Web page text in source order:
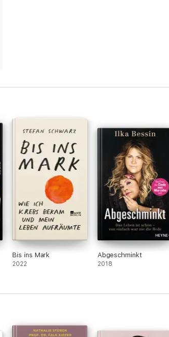
Bis ins Mark
2022
Abgeschminkt
2018